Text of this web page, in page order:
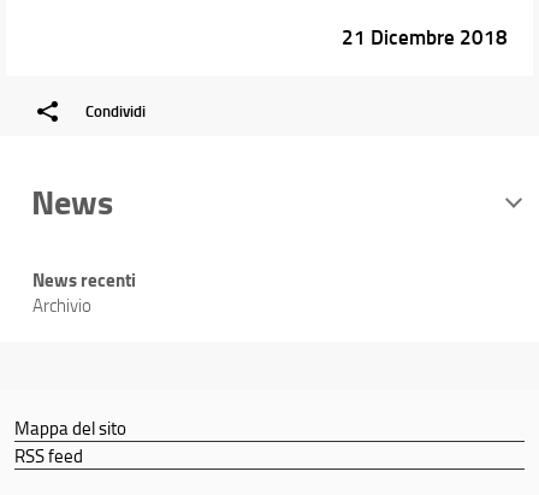
21 Dicembre 2018
Condividi
News
News recenti
Archivio
Mappa del sito
RSS feed